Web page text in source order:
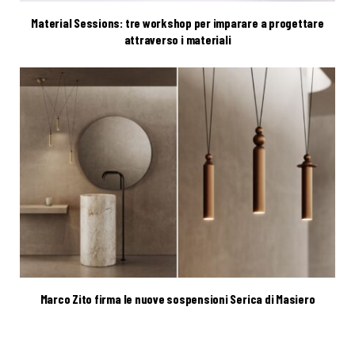
Material Sessions: tre workshop per imparare a progettare
attraverso i materiali
Marco Zito firma le nuove sospensioni Serica di Masiero